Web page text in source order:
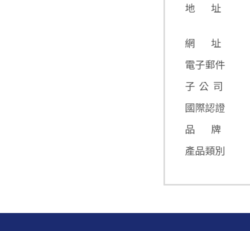
地 址
網 址
電子郵件
子 公 司
國際認證
品 牌
產品類別